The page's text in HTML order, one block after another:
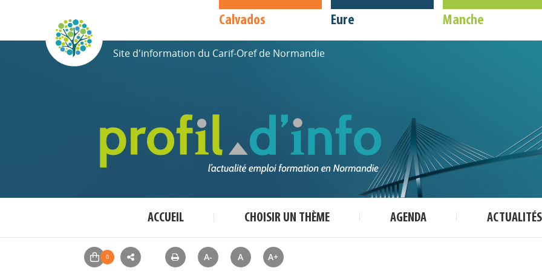
Calvados Eure Manche
Site d'information du Carif-Oref de Normandie
ACCUEIL CHOISIR UN THÈME AGENDA ACTUALITÉS
A- A A+